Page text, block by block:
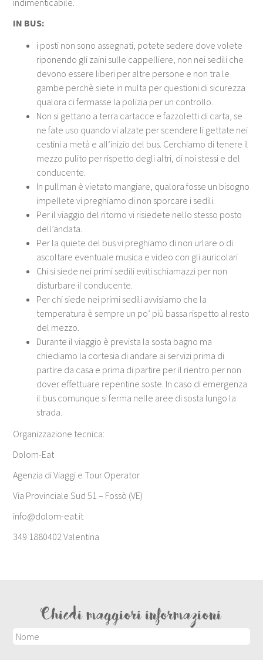
IN BUS:
i posti non sono assegnati, potete sedere dove volete
riponendo gli zaini sulle cappelliere, non nei sedili che
devono essere liberi per altre persone e non tra le
gambe perchè siete in multa per questioni di sicurezza
qualora ci fermasse la polizia per un controllo.
Non si gettano a terra cartacce e fazzoletti di carta, se
ne fate uso quando vi alzate per scendere li gettate nei
cestini a metà e all’inizio del bus. Cerchiamo di tenere il
mezzo pulito per rispetto degli altri, di noi stessi e del
conducente.
In pullman è vietato mangiare, qualora fosse un bisogno
impellete vi preghiamo di non sporcare i sedili.
Per il viaggio del ritorno vi risiedete nello stesso posto
dell’andata.
Per la quiete del bus vi preghiamo di non urlare o di
ascoltare eventuale musica e video con gli auricolari
Chi si siede nei primi sedili eviti schiamazzi per non
disturbare il conducente.
Per chi siede nei primi sedili avvisiamo che la
temperatura è sempre un po’ più bassa rispetto al resto
del mezzo.
Durante il viaggio è prevista la sosta bagno ma
chiediamo la cortesia di andare ai servizi prima di
partire da casa e prima di partire per il rientro per non
dover effettuare repentine soste. In caso di emergenza
il bus comunque si ferma nelle aree di sosta lungo la
strada.
Organizzazione tecnica:
Dolom-Eat
Agenzia di Viaggi e Tour Operator
Via Provinciale Sud 51 – Fossò (VE)
info@dolom-eat.it
349 1880402 Valentina
Chiedi maggiori informazioni